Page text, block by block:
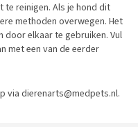
te reinigen. Als je hond dit
methoden overwegen. Het
elkaar te gebruiken. Vul
met een van de eerder
via dierenarts@medpets.nl.